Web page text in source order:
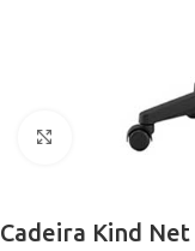
Click to enlarge
Cadeira Kind Net